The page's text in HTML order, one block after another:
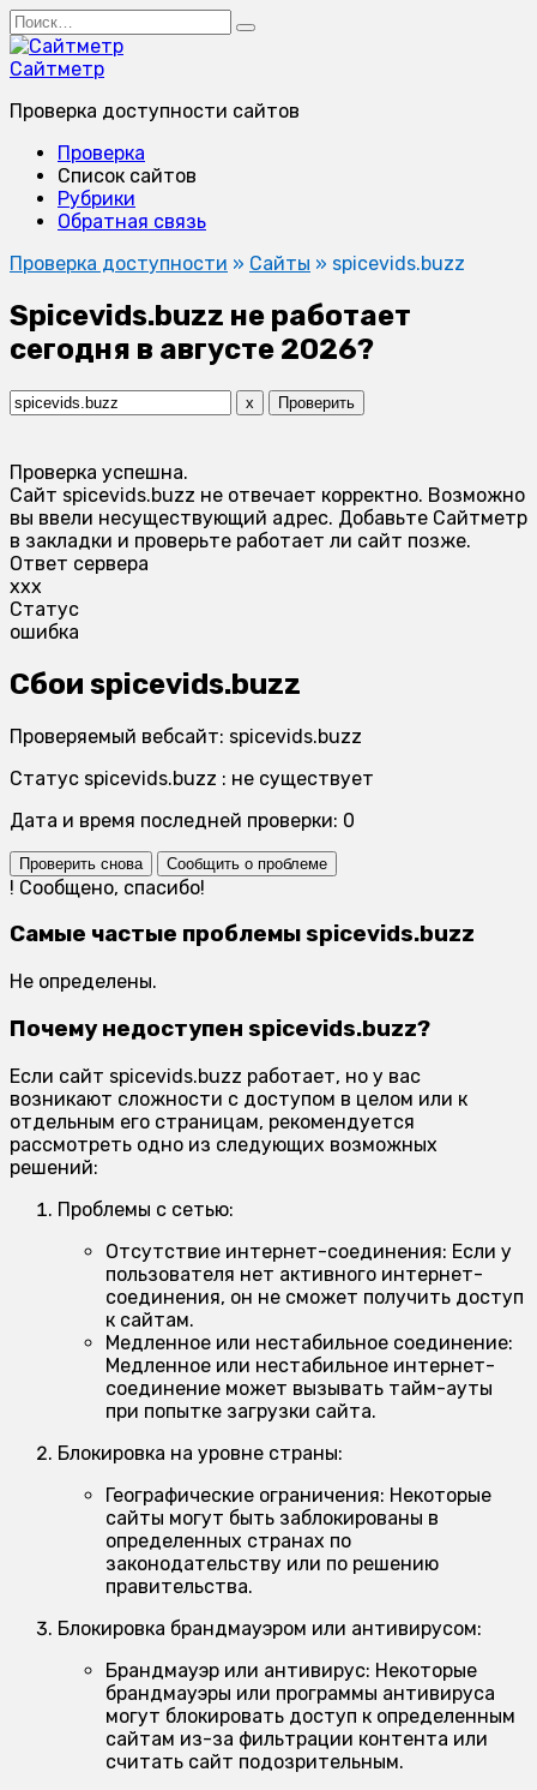
Перейти
к
содержанию
Search
for:
Сайтметр
Проверка доступности сайтов
Проверка
Список сайтов
Рубрики
Обратная связь
Проверка доступности » Сайты » spicevids.buzz
Spicevids.buzz не работает
сегодня в августе 2026?
x Проверить
Проверка успешна.
Сайт spicevids.buzz не отвечает корректно. Возможно
вы ввели несуществующий адрес. Добавьте Сайтметр
в закладки и проверьте работает ли сайт позже.
Ответ сервера
xxx
Статус
ошибка
Сбои spicevids.buzz
Проверяемый вебсайт: spicevids.buzz
Статус spicevids.buzz : не существует
Дата и время последней проверки: 0
Проверить снова Сообщить о проблеме
! Сообщено, спасибо!
Самые частые проблемы spicevids.buzz
Не определены.
Почему недоступен spicevids.buzz?
Если сайт spicevids.buzz работает, но у вас
возникают сложности с доступом в целом или к
отдельным его страницам, рекомендуется
рассмотреть одно из следующих возможных
решений:
Проблемы с сетью:
Отсутствие интернет-соединения: Если у
пользователя нет активного интернет-
соединения, он не сможет получить доступ
к сайтам.
Медленное или нестабильное соединение:
Медленное или нестабильное интернет-
соединение может вызывать тайм-ауты
при попытке загрузки сайта.
Блокировка на уровне страны:
Географические ограничения: Некоторые
сайты могут быть заблокированы в
определенных странах по
законодательству или по решению
правительства.
Блокировка брандмауэром или антивирусом:
Брандмауэр или антивирус: Некоторые
брандмауэры или программы антивируса
могут блокировать доступ к определенным
сайтам из-за фильтрации контента или
считать сайт подозрительным.